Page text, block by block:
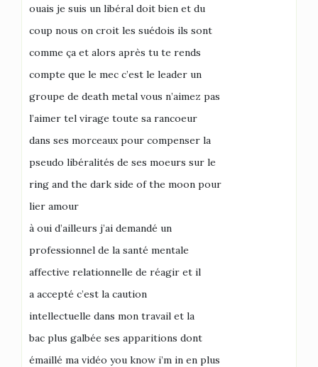
ouais je suis un libéral doit bien et du
coup nous on croit les suédois ils sont
comme ça et alors après tu te rends
compte que le mec c’est le leader un
groupe de death metal vous n’aimez pas
l’aimer tel virage toute sa rancoeur
dans ses morceaux pour compenser la
pseudo libéralités de ses moeurs sur le
ring and the dark side of the moon pour
lier amour
à oui d’ailleurs j’ai demandé un
professionnel de la santé mentale
affective relationnelle de réagir et il
a accepté c’est la caution
intellectuelle dans mon travail et la
bac plus galbée ses apparitions dont
émaillé ma vidéo you know i’m in en plus